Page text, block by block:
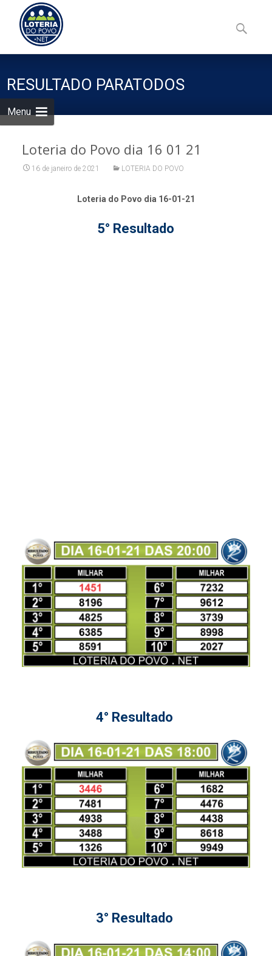
Menu
to
content
por:
RESULTADO PARATODOS
Loteria do Povo dia 16 01 21
16 de janeiro de 2021 LOTERIA DO POVO
Loteria do Povo dia 16-01-21
5° Resultado
4° Resultado
3° Resultado